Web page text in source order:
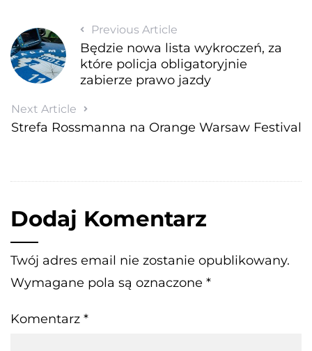
Previous Article
Będzie nowa lista wykroczeń, za
które policja obligatoryjnie
zabierze prawo jazdy
Next Article
Strefa Rossmanna na Orange Warsaw Festival
Dodaj Komentarz
Twój adres email nie zostanie opublikowany.
Wymagane pola są oznaczone *
Komentarz *